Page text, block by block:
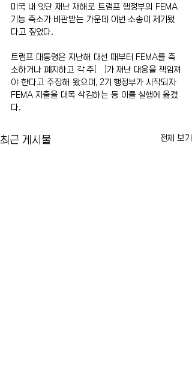
미국 내 잇단 재난 재해로 트럼프 행정부의 FEMA
기능 축소가 비판받는 가운데 이번 소송이 제기됐
다고 짚었다.
트럼프 대통령은 지난해 대선 때부터 FEMA를 축
소하거나 폐지하고 각 주(州)가 재난 대응을 책임져
야 한다고 주장해 왔으며, 2기 행정부가 시작되자
FEMA 지출을 대폭 삭감하는 등 이를 실행에 옮겼
다.
최근 게시물 전체 보기